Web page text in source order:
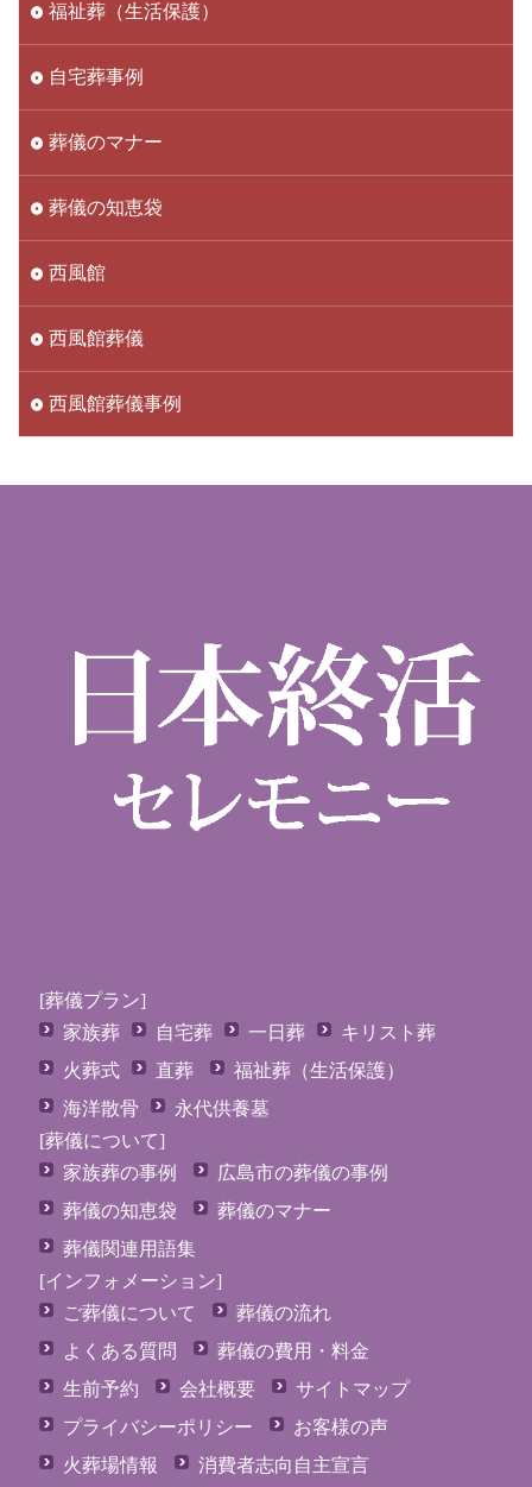
福祉葬（生活保護）
自宅葬事例
葬儀のマナー
葬儀の知恵袋
西風館
西風館葬儀
西風館葬儀事例
[葬儀プラン]
家族葬
自宅葬 一日葬
キリスト葬
火葬式
直葬
福祉葬（生活保護）
海洋散骨
永代供養墓
[葬儀について]
家族葬の事例
広島市の葬儀の事例
葬儀の知恵袋
葬儀のマナー
葬儀関連用語集
[インフォメーション]
ご葬儀について
葬儀の流れ
よくある質問
葬儀の費用・料金
生前予約
会社概要
サイトマップ
プライバシーポリシー
お客様の声
火葬場情報
消費者志向自主宣言